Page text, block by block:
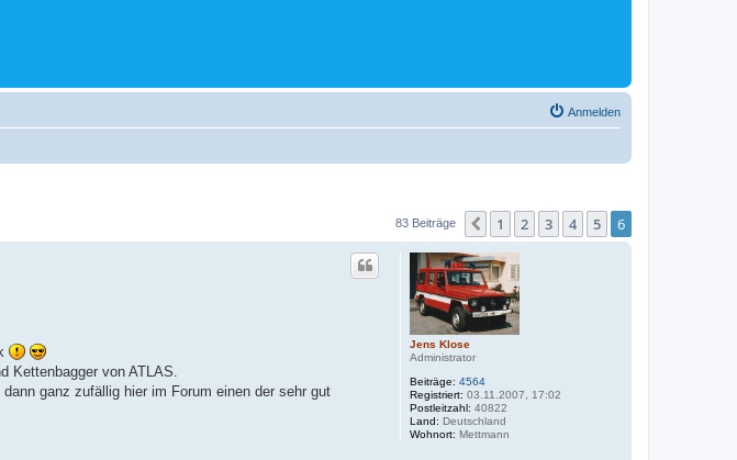
Anmelden
83 Beiträge Vorherige
1 2 3 4 5 6
Jens Klose
Administrator
Beiträge: 4564
Registriert: 03.11.2007, 17:02
Postleitzahl: 40822
Land: Deutschland
Wohnort: Mettmann
Kettenbagger von ATLAS.
ganz zufällig hier im Forum einen der sehr gut